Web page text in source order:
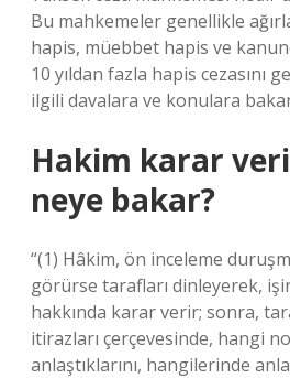
Bu mahkemeler genellikle
hapis, müebbet hapis ve
10 yıldan fazla hapis cezasını
ilgili davalara ve konulara
Hakim karar
neye bakar?
“(1) Hâkim, ön inceleme
görürse tarafları dinleyerek,
hakkında karar verir; sonra,
itirazları çerçevesinde, hangi
anlaştıklarını, hangilerinde